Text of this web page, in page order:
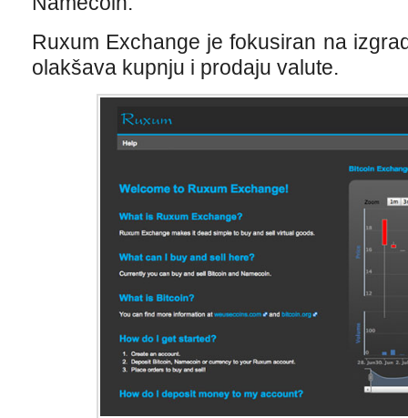
Ruxum Exchange je fokusiran na
olakšava kupnju i prodaju valute.